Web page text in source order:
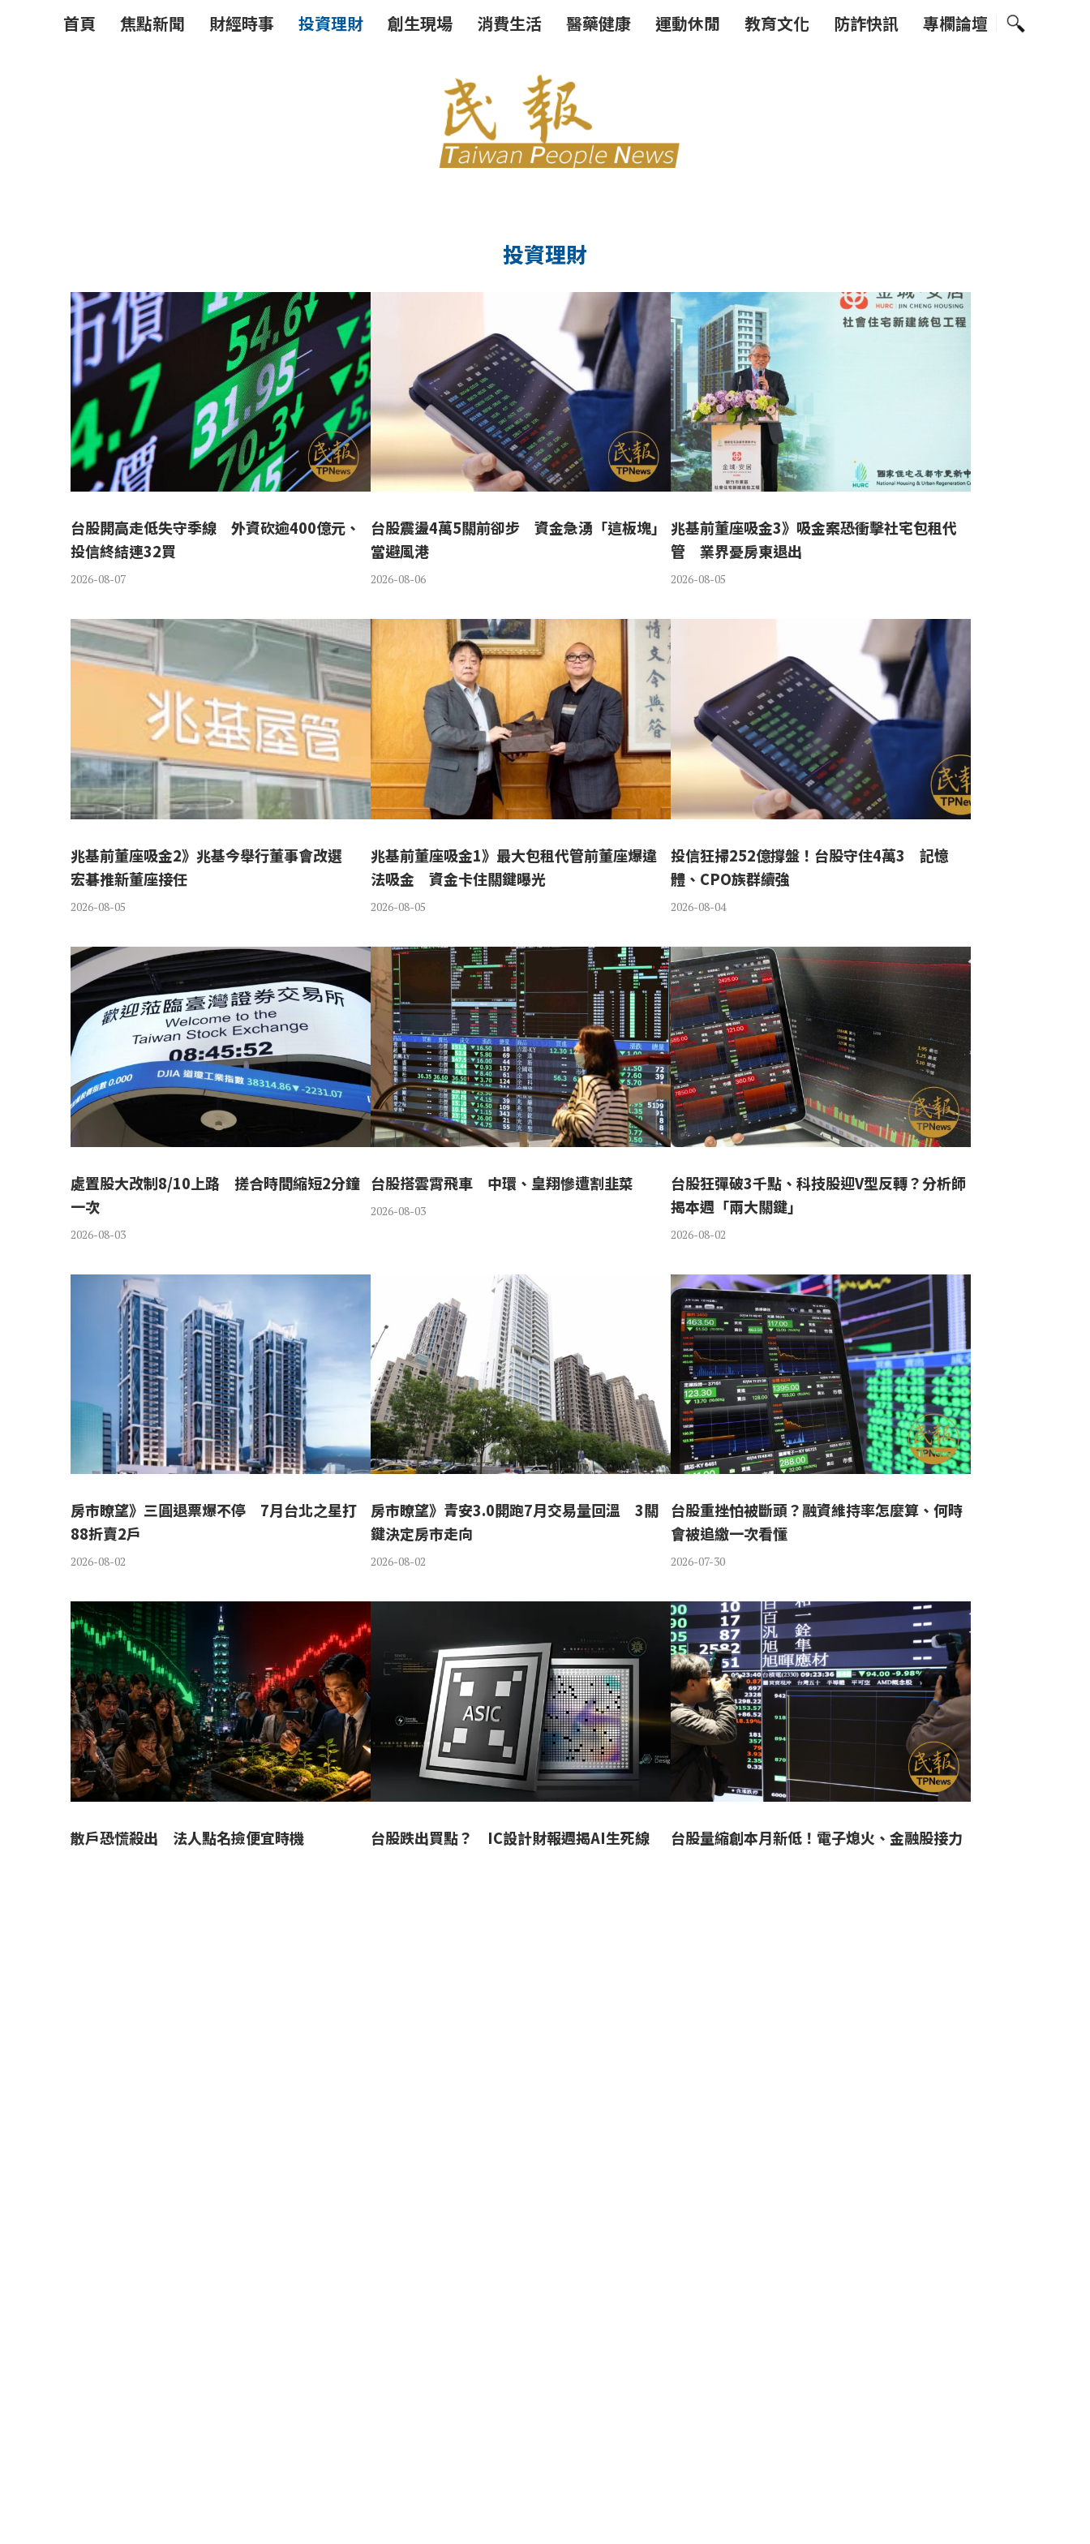
首頁 焦點新聞 財經時事 投資理財 創生現場 消費生活 醫藥健康 運動休閒 教育文化 防詐快訊 專欄論壇
投資理財
台股開高走低失守季線 外資砍逾400億元、
投信終結連32買
2026-08-07
台股震盪4萬5關前卻步 資金急湧「這板塊」
當避風港
2026-08-06
兆基前董座吸金3》吸金案恐衝擊社宅包租代
管 業界憂房東退出
2026-08-05
兆基前董座吸金2》兆基今舉行董事會改選
宏碁推新董座接任
2026-08-05
兆基前董座吸金1》最大包租代管前董座爆違
法吸金 資金卡住關鍵曝光
2026-08-05
投信狂掃252億撐盤！台股守住4萬3 記憶
體、CPO族群續強
2026-08-04
處置股大改制8/10上路 搓合時間縮短2分鐘
一次
2026-08-03
台股搭雲霄飛車 中環、皇翔慘遭割韭菜
2026-08-03
台股狂彈破3千點、科技股迎V型反轉？分析師
揭本週「兩大關鍵」
2026-08-02
房市瞭望》三圓退票爆不停 7月台北之星打
88折賣2戶
2026-08-02
房市瞭望》青安3.0開跑7月交易量回溫 3關
鍵決定房市走向
2026-08-02
台股重挫怕被斷頭？融資維持率怎麼算、何時
會被追繳一次看懂
2026-07-30
散戶恐慌殺出 法人點名撿便宜時機 台股跌出買點？ IC設計財報週揭AI生死線
台股量縮創本月新低！電子熄火、金融股接力